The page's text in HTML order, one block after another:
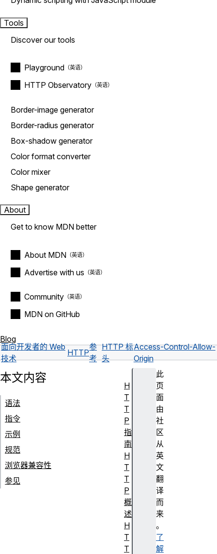
Tools
Discover our tools
Playground
HTTP Observatory
Border-image generator
Border-radius generator
Box-shadow generator
Color format converter
Color mixer
Shape generator
About
Get to know MDN better
About MDN
Advertise with us
Community
MDN on GitHub
Blog
面向开发者的 Web
技术
HTTP
参
考
HTTP 标
头
Access-Control-Allow-
Origin
此
页
面
由
社
区
从
英
文
翻
译
而
来
。
了
解
本文内容
语法
指令
示例
规范
浏览器兼容性
参见
H
T
T
P
指
南
H
T
T
P
概
述
H
T
T